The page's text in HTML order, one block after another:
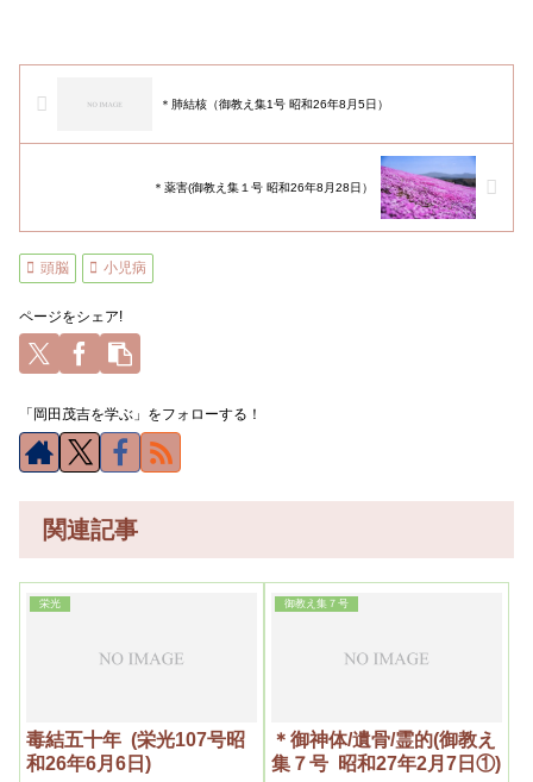
＊肺結核（御教え集1号 昭和26年8月5日）
＊薬害(御教え集１号 昭和26年8月28日）
頭脳 小児病
ページをシェア!
「岡田茂吉を学ぶ」をフォローする！
関連記事
栄光
毒結五十年 (栄光107号昭
和26年6月6日)
御教え集７号
＊御神体/遺骨/霊的(御教え
集７号 昭和27年2月7日①)